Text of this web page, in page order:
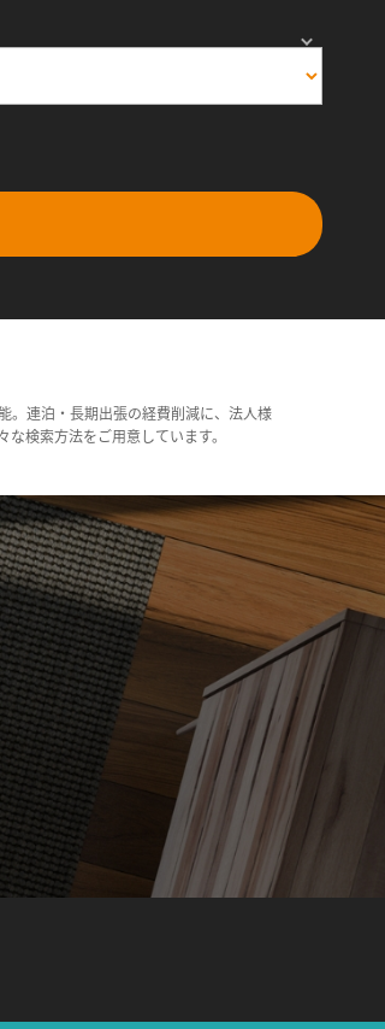
。連泊・長期出張の経費削減に、法人様
検索方法をご用意しています。